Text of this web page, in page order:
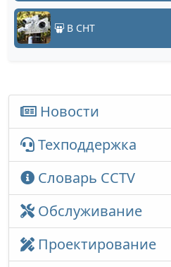
В СНТ
Новости
Техподдержка
Словарь CCTV
Обслуживание
Проектирование